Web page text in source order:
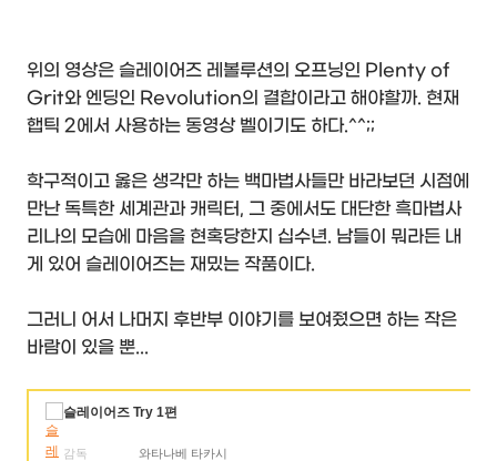
위의 영상은 슬레이어즈 레볼루션의 오프닝인 Plenty of
Grit와 엔딩인 Revolution의 결합이라고 해야할까. 현재
햅틱 2에서 사용하는 동영상 벨이기도 하다.^^;;
학구적이고 옳은 생각만 하는 백마법사들만 바라보던 시점에
만난 독특한 세계관과 캐릭터, 그 중에서도 대단한 흑마법사
리나의 모습에 마음을 현혹당한지 십수년. 남들이 뭐라든 내
게 있어 슬레이어즈는 재밌는 작품이다.
그러니 어서 나머지 후반부 이야기를 보여줬으면 하는 작은
바람이 있을 뿐...
슬레이어즈 Try 1편
감독
와타나베 타카시